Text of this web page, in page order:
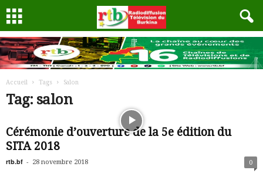
Accueil Tags Salon
Tag: salon
Cérémonie d’ouverture de la 5e édition du
SITA 2018
rtb.bf - 28 novembre 2018 0